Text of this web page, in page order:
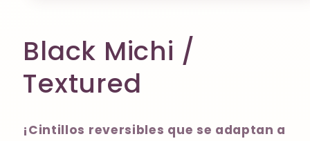
una
ventana
Black Michi /
Textured
¡Cintillos reversibles que se adaptan a